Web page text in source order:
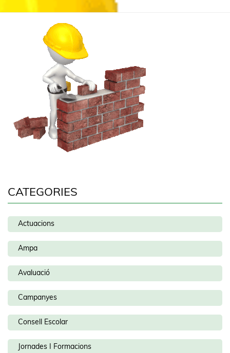
CATEGORIES
Actuacions
Ampa
Avaluació
Campanyes
Consell Escolar
Jornades I Formacions